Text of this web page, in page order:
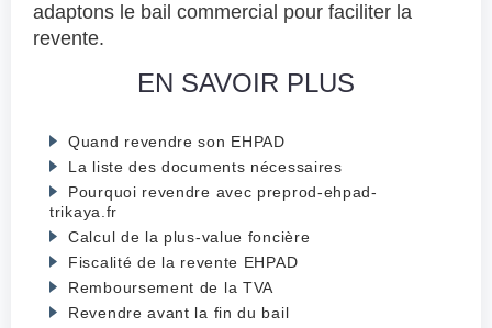
adaptons le bail commercial pour faciliter la
revente.
EN SAVOIR PLUS
Quand revendre son EHPAD
La liste des documents nécessaires
Pourquoi revendre avec preprod-ehpad-
trikaya.fr
Calcul de la plus-value foncière
Fiscalité de la revente EHPAD
Remboursement de la TVA
Revendre avant la fin du bail